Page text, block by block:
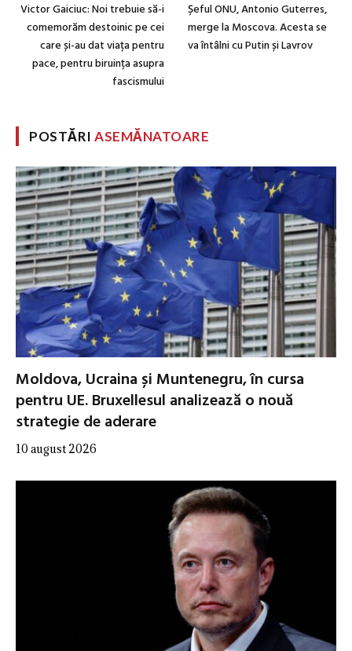
Victor Gaiciuc: Noi trebuie să-i
comemorăm destoinic pe cei
care și-au dat viața pentru
pace, pentru biruința asupra
fascismului
Șeful ONU, Antonio Guterres,
merge la Moscova. Acesta se
va întâlni cu Putin și Lavrov
POSTĂRIASEMĂNATOARE
Moldova, Ucraina și Muntenegru, în cursa
pentru UE. Bruxellesul analizează o nouă
strategie de aderare
10 august 2026